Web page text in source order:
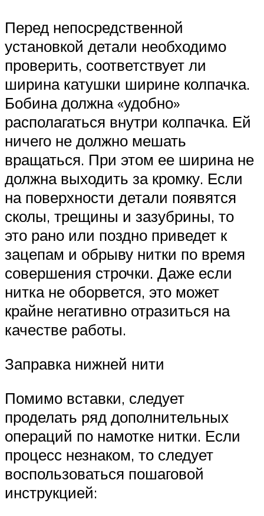
Перед непосредственной
установкой детали необходимо
проверить, соответствует ли
ширина катушки ширине колпачка.
Бобина должна «удобно»
располагаться внутри колпачка. Ей
ничего не должно мешать
вращаться. При этом ее ширина не
должна выходить за кромку. Если
на поверхности детали появятся
сколы, трещины и зазубрины, то
это рано или поздно приведет к
зацепам и обрыву нитки по время
совершения строчки. Даже если
нитка не оборвется, это может
крайне негативно отразиться на
качестве работы.
Заправка нижней нити
Помимо вставки, следует
проделать ряд дополнительных
операций по намотке нитки. Если
процесс незнаком, то следует
воспользоваться пошаговой
инструкцией: